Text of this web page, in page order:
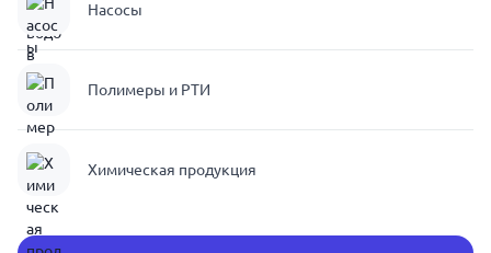
Насосы
Полимеры и РТИ
Химическая продукция